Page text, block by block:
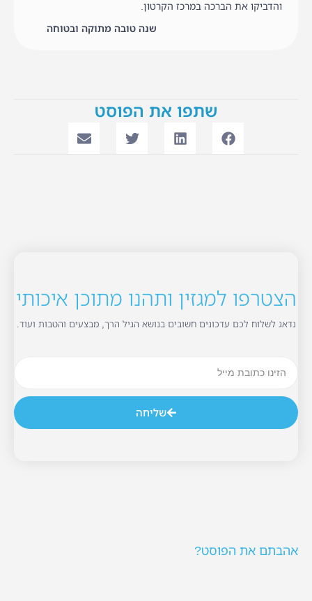
והדביקו את הברכה במרכז הקרטון.
שנה טובה מתוקה ובטוחה
שתפו את הפוסט
הצטרפו למגזין ותהנו מתוכן איכותי
נדאג לשלוח לכם עדכונים חשובים בנושא הגיל הרך, מבצעים והטבות ועוד.
שליחה
אהבתם את הפוסט?